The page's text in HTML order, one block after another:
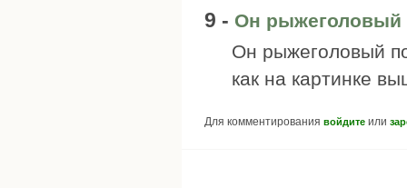
9 - Он рыжеголовый
Он рыжеголовый
как на картинке
Для комментирования войдите или